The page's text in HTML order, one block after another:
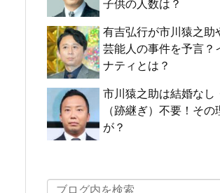
子供の人数は？
有吉弘行が市川猿之助
芸能人の事件を予言？
ナティとは？
市川猿之助は結婚なし
（跡継ぎ）不要！その
が？